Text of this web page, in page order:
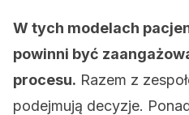
W tych modelach
powinni być
procesu. Razem z
podejmują decyzje.